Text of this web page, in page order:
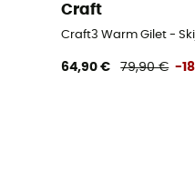
Craft
Craft3 Warm Gilet -
64,90 € 79,90 € -